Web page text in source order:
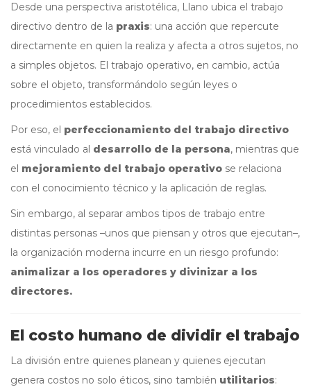
Desde una perspectiva aristotélica, Llano ubica el trabajo
directivo dentro de la praxis: una acción que repercute
directamente en quien la realiza y afecta a otros sujetos, no
a simples objetos. El trabajo operativo, en cambio, actúa
sobre el objeto, transformándolo según leyes o
procedimientos establecidos.
Por eso, el perfeccionamiento del trabajo directivo
está vinculado al desarrollo de la persona, mientras que
el mejoramiento del trabajo operativo se relaciona
con el conocimiento técnico y la aplicación de reglas.
Sin embargo, al separar ambos tipos de trabajo entre
distintas personas –unos que piensan y otros que ejecutan–,
la organización moderna incurre en un riesgo profundo:
animalizar a los operadores y divinizar a los
directores.
El costo humano de dividir el trabajo
La división entre quienes planean y quienes ejecutan
genera costos no solo éticos, sino también utilitarios: